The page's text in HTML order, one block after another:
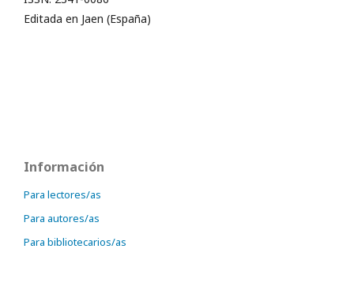
Editada en Jaen (España)
Información
Para lectores/as
Para autores/as
Para bibliotecarios/as